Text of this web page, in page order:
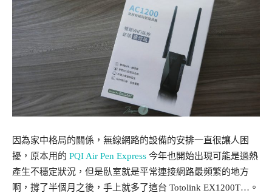
因為家中格局的關係，無線網路的設備的安排一直很讓人困
擾，原本用的 PQI Air Pen Express 今年也開始出現可能是過熱
產生不穩定狀況，但是臥室就是平常連接網路最頻繁的地方
啊，撐了半個月之後，手上就多了這台 Totolink EX1200T…。